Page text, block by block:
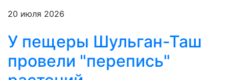
20 июля 2026
У пещеры Шульган-Таш
провели "перепись"